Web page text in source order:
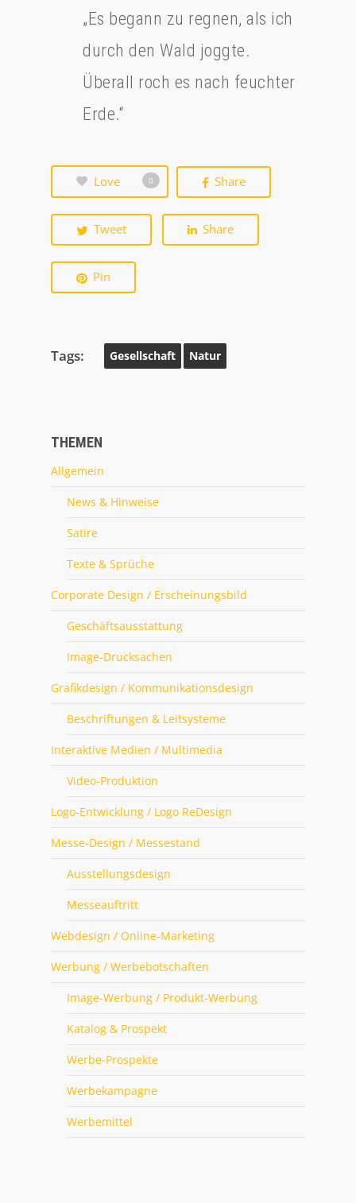
„Es begann zu regnen, als ich
durch den Wald joggte.
Überall roch es nach feuchter
Erde.“
Love 0 Share
Tweet Share
Pin
Tags: Gesellschaft Natur
THEMEN
Allgemein
News & Hinweise
Satire
Texte & Sprüche
Corporate Design / Erscheinungsbild
Geschäftsausstattung
Image-Drucksachen
Grafikdesign / Kommunikationsdesign
Beschriftungen & Leitsysteme
Interaktive Medien / Multimedia
Video-Produktion
Logo-Entwicklung / Logo ReDesign
Messe-Design / Messestand
Ausstellungsdesign
Messeauftritt
Webdesign / Online-Marketing
Werbung / Werbebotschaften
Image-Werbung / Produkt-Werbung
Katalog & Prospekt
Werbe-Prospekte
Werbekampagne
Werbemittel